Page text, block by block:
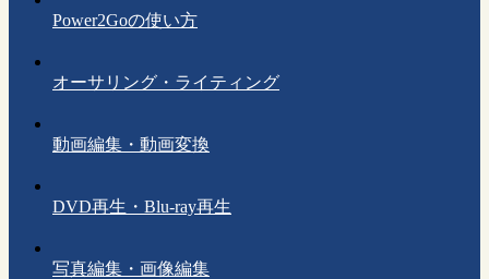
Power2Goの使い方
オーサリング・ライティング
動画編集・動画変換
DVD再生・Blu-ray再生
写真編集・画像編集